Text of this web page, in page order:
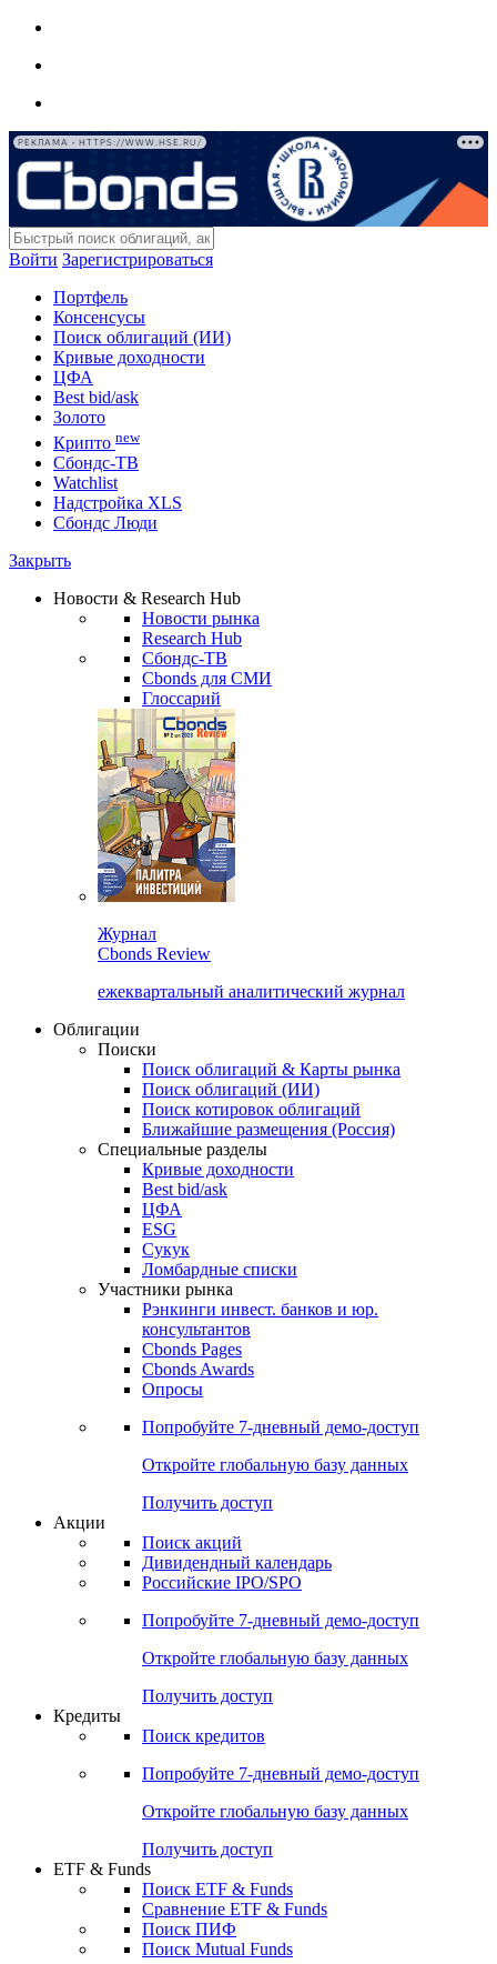
РЕКЛАМА • HTTPS://WWW.HSE.RU/
Войти Зарегистрироваться
Портфель
Консенсусы
Поиск облигаций (ИИ)
Кривые доходности
ЦФА
Best bid/ask
Золото
Крипто new
Сбондс-ТВ
Watchlist
Надстройка XLS
Сбондс Люди
Закрыть
Новости & Research Hub
Новости рынка
Research Hub
Сбондс-ТВ
Cbonds для СМИ
Глоссарий
Журнал
Cbonds Review
ежеквартальный аналитический журнал
Облигации
Поиски
Поиск облигаций & Карты рынка
Поиск облигаций (ИИ)
Поиск котировок облигаций
Ближайшие размещения (Россия)
Специальные разделы
Кривые доходности
Best bid/ask
ЦФА
ESG
Сукук
Ломбардные списки
Участники рынка
Рэнкинги инвест. банков и юр.
консультантов
Cbonds Pages
Cbonds Awards
Опросы
Попробуйте 7-дневный демо-доступ
Откройте глобальную базу данных
Получить доступ
Акции
Поиск акций
Дивидендный календарь
Российские IPO/SPO
Попробуйте 7-дневный демо-доступ
Откройте глобальную базу данных
Получить доступ
Кредиты
Поиск кредитов
Попробуйте 7-дневный демо-доступ
Откройте глобальную базу данных
Получить доступ
ETF & Funds
Поиск ETF & Funds
Сравнение ETF & Funds
Поиск ПИФ
Поиск Mutual Funds